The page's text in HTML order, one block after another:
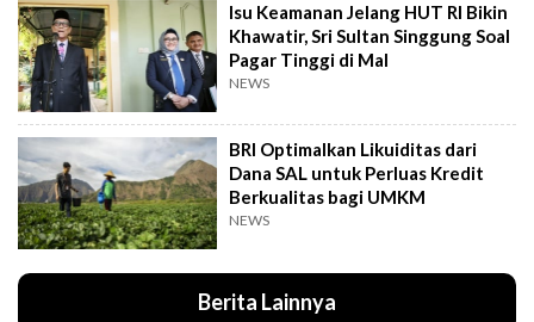
Isu Keamanan Jelang HUT RI Bikin
Khawatir, Sri Sultan Singgung Soal
Pagar Tinggi di Mal
NEWS
BRI Optimalkan Likuiditas dari
Dana SAL untuk Perluas Kredit
Berkualitas bagi UMKM
NEWS
Berita Lainnya